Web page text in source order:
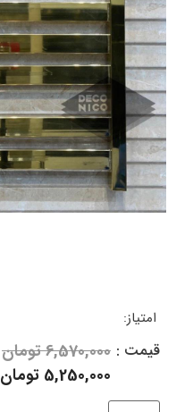
امتیاز:
قیمت : 6,570,000تومان
5,250,000 تومان